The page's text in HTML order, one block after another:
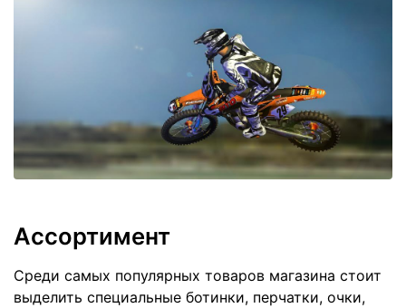
Ассортимент
Среди самых популярных товаров магазина стоит
выделить специальные ботинки, перчатки, очки,